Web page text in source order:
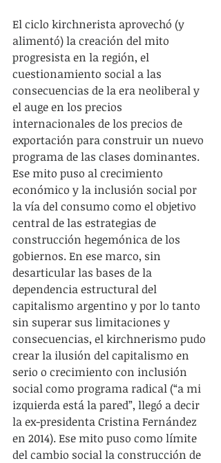
El ciclo kirchnerista aprovechó (y
alimentó) la creación del mito
progresista en la región, el
cuestionamiento social a las
consecuencias de la era neoliberal y
el auge en los precios
internacionales de los precios de
exportación para construir un nuevo
programa de las clases dominantes.
Ese mito puso al crecimiento
económico y la inclusión social por
la vía del consumo como el objetivo
central de las estrategias de
construcción hegemónica de los
gobiernos. En ese marco, sin
desarticular las bases de la
dependencia estructural del
capitalismo argentino y por lo tanto
sin superar sus limitaciones y
consecuencias, el kirchnerismo pudo
crear la ilusión del capitalismo en
serio o crecimiento con inclusión
social como programa radical (“a mi
izquierda está la pared”, llegó a decir
la ex-presidenta Cristina Fernández
en 2014). Ese mito puso como límite
del cambio social la construcción de